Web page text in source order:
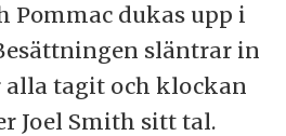
Pommac dukas upp i
släntrar in
alla tagit och klockan
Joel Smith sitt tal.